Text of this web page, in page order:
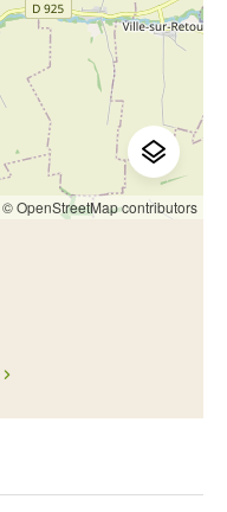
© OpenStreetMap contributors